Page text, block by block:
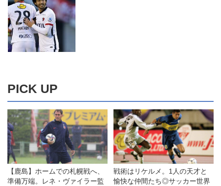
PICK UP
【鹿島】ホームでの札幌戦へ、
準備万端。レネ・ヴァイラー監
戦術はリケルメ。1人の天才と
愉快な仲間たち◎サッカー世界